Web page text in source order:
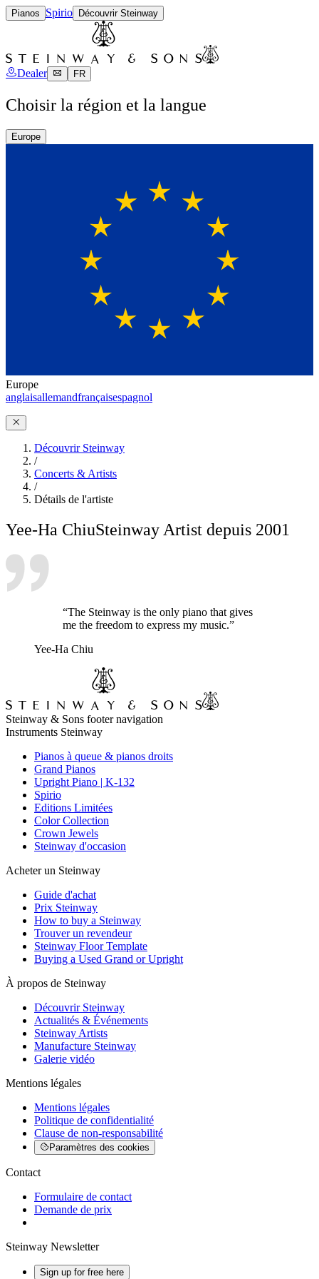
Pianos Spirio Découvrir Steinway
Dealer FR
Choisir la région et la langue
Europe
Europe
anglaisallemandfrançaisespagnol
Découvrir Steinway
/
Concerts & Artists
/
Détails de l'artiste
Yee-Ha ChiuSteinway Artist depuis 2001
“The Steinway is the only piano that gives
me the freedom to express my music.”
Yee-Ha Chiu
Steinway & Sons footer navigation
Instruments Steinway
Pianos à queue & pianos droits
Grand Pianos
Upright Piano | K-132
Spirio
Editions Limitées
Color Collection
Crown Jewels
Steinway d'occasion
Acheter un Steinway
Guide d'achat
Prix Steinway
How to buy a Steinway
Trouver un revendeur
Steinway Floor Template
Buying a Used Grand or Upright
À propos de Steinway
Découvrir Steinway
Actualités & Événements
Steinway Artists
Manufacture Steinway
Galerie vidéo
Mentions légales
Mentions légales
Politique de confidentialité
Clause de non-responsabilité
Paramètres des cookies
Contact
Formulaire de contact
Demande de prix
Steinway Newsletter
Sign up for free here